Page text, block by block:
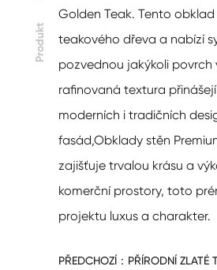
Produkt
Golden Teak. Tento
teakového dřeva a nabízí
pozvednou jakýkoli povrch
rafinovaná textura
moderních i tradičních
fasád,Obklady stěn
zajišťuje trvalou krásu a
komerční prostory, toto
projektu luxus a charakter.
PŘEDCHOZÍ： PŘÍRODNÍ ZLATÉ